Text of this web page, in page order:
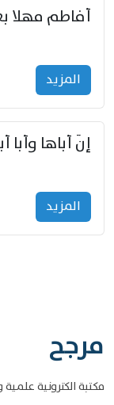
المزید
إنّ أباها
المزید
مرجح
مكتبة الكترونية